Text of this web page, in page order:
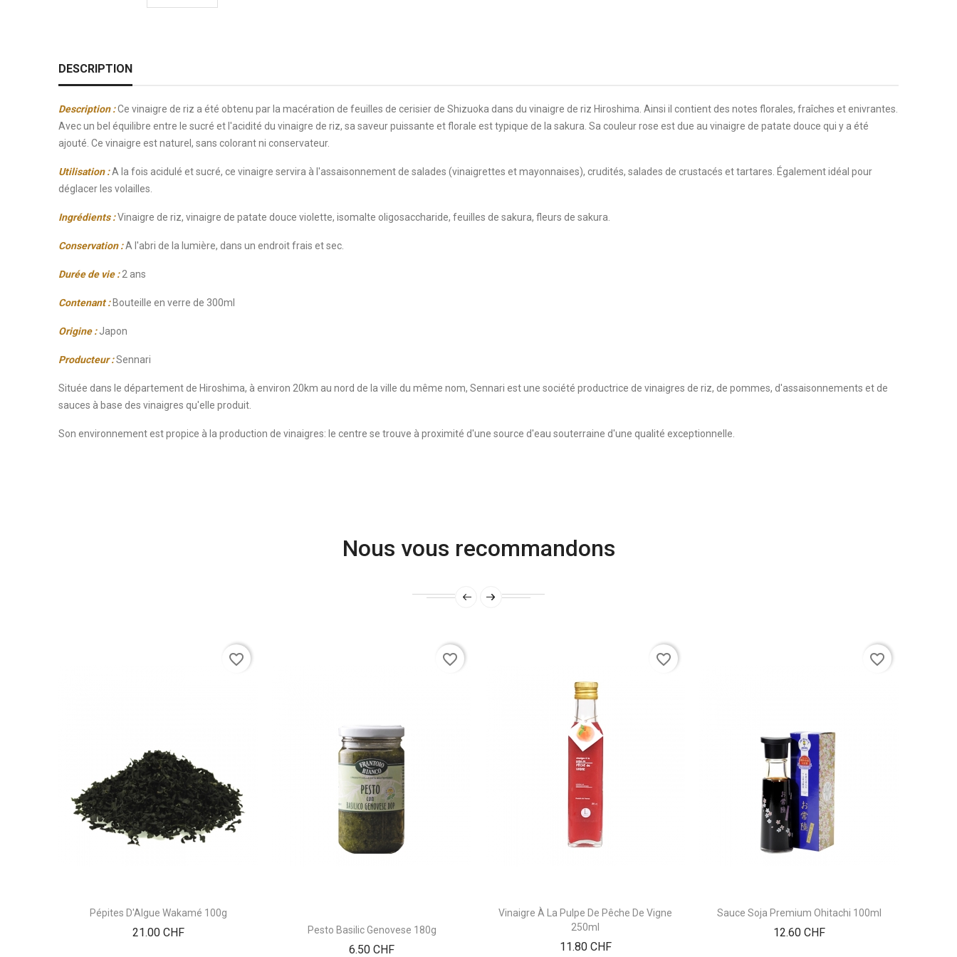
DESCRIPTION
Description :Ce vinaigre de riz a été obtenu par la macération de feuilles de cerisier de Shizuoka dans du vinaigre de riz Hiroshima. Ainsi il contient des notes florales, fraîches et enivrantes.
Avec un bel équilibre entre le sucré et l'acidité du vinaigre de riz, sa saveur puissante et florale est typique de la sakura. Sa couleur rose est due au vinaigre de patate douce qui y a été
ajouté. Ce vinaigre est naturel, sans colorant ni conservateur.
Utilisation :A la fois acidulé et sucré, ce vinaigre servira à l'assaisonnement de salades (vinaigrettes et mayonnaises), crudités, salades de crustacés et tartares. Également idéal pour
déglacer les volailles.
Ingrédients :Vinaigre de riz, vinaigre de patate douce violette, isomalte oligosaccharide, feuilles de sakura, fleurs de sakura.
Conservation :A l'abri de la lumière, dans un endroit frais et sec.
Durée de vie :2 ans
Contenant :Bouteille en verre de 300ml
Origine :Japon
Producteur :Sennari
Située dans le département de Hiroshima, à environ 20km au nord de la ville du même nom, Sennari est une société productrice de vinaigres de riz, de pommes, d'assaisonnements et de
sauces à base des vinaigres qu'elle produit.
Son environnement est propice à la production de vinaigres: le centre se trouve à proximité d'une source d'eau souterraine d'une qualité exceptionnelle.
Nous vous recommandons
Pépites D'Algue Wakamé 100g
21.00 CHFPrix
favorite_border
Pesto Basilic Genovese 180g
6.50 CHFPrix
favorite_border
Vinaigre À La Pulpe De Pêche De Vigne
250ml
11.80 CHFPrix
favorite_border
Sauce Soja Premium Ohitachi 100ml
12.60 CHFPrix
favorite_border